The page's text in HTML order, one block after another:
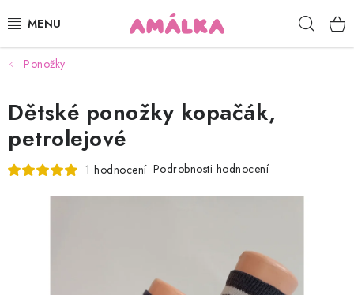
na
KOJENECKÉ, DĚTSKÉ OBLEČENÍ
ČEPICE, RUKAVICE, NÁKRČNÍKY
OSUŠKY, BRYNDÁKY, DEKY, DOPLŇKY
Ponožky
Dětské ponožky kopačák,
petrolejové
1 hodnocení Podrobnosti hodnocení